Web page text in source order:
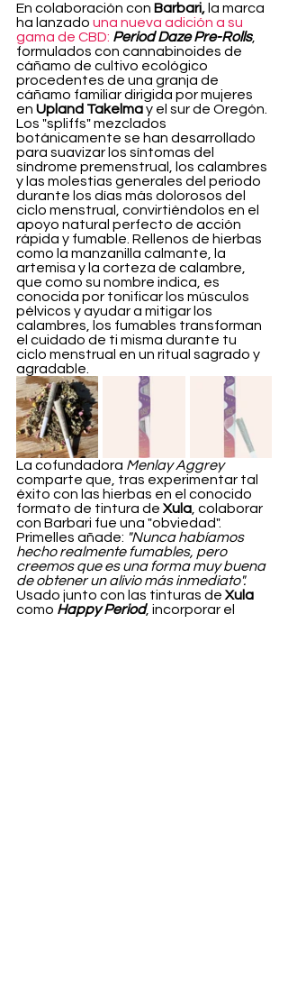
En colaboración con Barbari, la marca
ha lanzado una nueva adición a su
gama de CBD: Period Daze Pre-Rolls,
formulados con cannabinoides de
cáñamo de cultivo ecológico
procedentes de una granja de
cáñamo familiar dirigida por mujeres
en Upland Takelma y el sur de Oregón.
Los "spliffs" mezclados
botánicamente se han desarrollado
para suavizar los síntomas del
síndrome premenstrual, los calambres
y las molestias generales del periodo
durante los días más dolorosos del
ciclo menstrual, convirtiéndolos en el
apoyo natural perfecto de acción
rápida y fumable. Rellenos de hierbas
como la manzanilla calmante, la
artemisa y la corteza de calambre,
que como su nombre indica, es
conocida por tonificar los músculos
pélvicos y ayudar a mitigar los
calambres, los fumables transforman
el cuidado de ti misma durante tu
ciclo menstrual en un ritual sagrado y
agradable.
La cofundadora Menlay Aggrey
comparte que, tras experimentar tal
éxito con las hierbas en el conocido
formato de tintura de Xula , colaborar
con Barbari fue una "obviedad".
Primelles añade: "Nunca habíamos
hecho realmente fumables, pero
creemos que es una forma muy buena
de obtener un alivio más inmediato".
Usado junto con las tinturas de Xula
como Happy Period, incorporar el